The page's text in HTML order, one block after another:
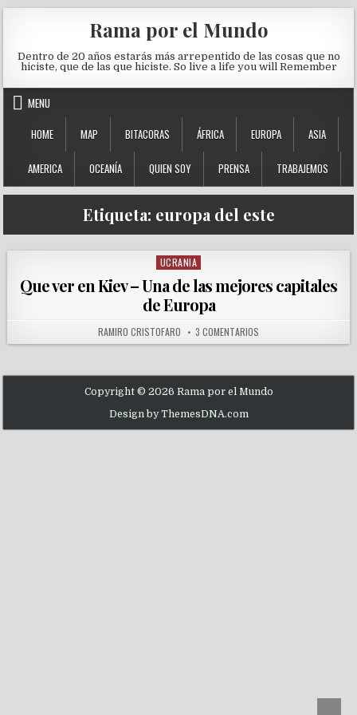
Rama por el Mundo
Dentro de 20 años estarás más arrepentido de las cosas que no
hiciste, que de las que hiciste. So live a life you will Remember
MENU
HOME
MAP BITACORAS ÁFRICA EUROPA ASIA
AMERICA OCEANÍA QUIEN SOY PRENSA TRABAJEMOS
Etiqueta: europa del este
Posted in
UCRANIA
Que ver en Kiev – Una de las mejores capitales
de Europa
AUTHOR:
RAMIRO CRISTOFARO 3 COMENTARIOS
Copyright © 2026 Rama por el Mundo
Design by ThemesDNA.com